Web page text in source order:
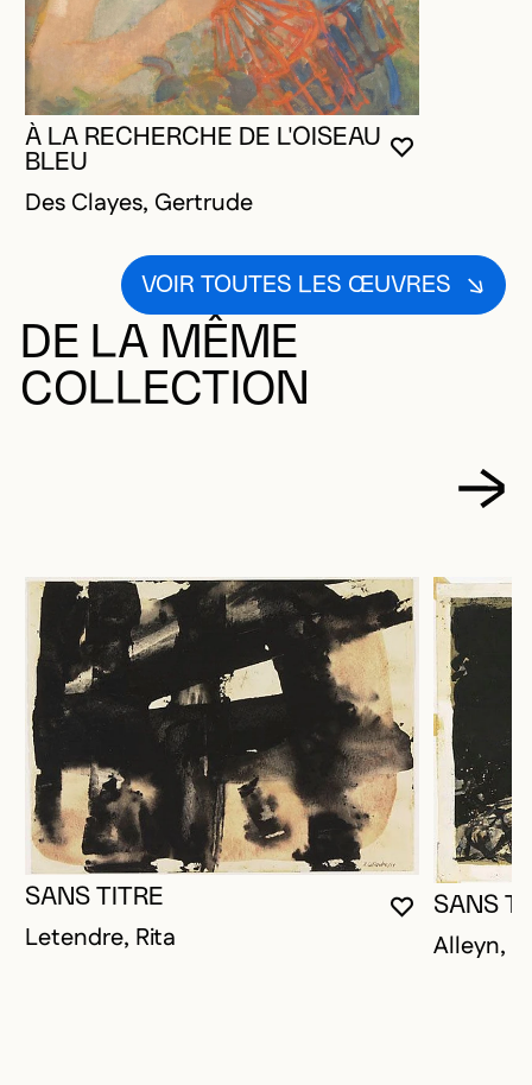
VOUS
FERMER
OUVRIR LA
À LA RECHERCHE DE L'OISEAU
BLEU
Des Clayes, Gertrude
VOIR TOUTES LES ŒUVRES
DE LA MÊME
COLLECTION
VOUS
FERMER
OUVRIR LA
SANS TITRE
Letendre, Rita
SANS
Alleyn,